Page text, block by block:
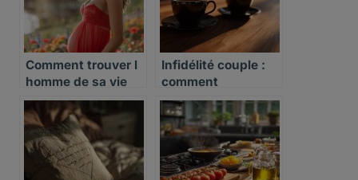
Comment trouver l
homme de sa vie
Infidélité couple :
comment
reconstruire la
confiance